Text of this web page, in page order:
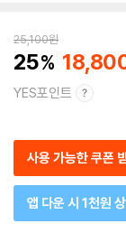
25,100원
25
YES포인트
사용 가능한 쿠폰
앱 다운 시 1천원